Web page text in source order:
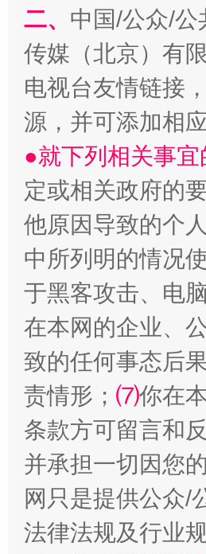
受贿1.44亿！段成刚被判无
全民健身五年计划来了！等你
二、 中国/公众/
传媒（北京）有
电视台友情链接
源，并可添加相应
●就下列相关事
定或相关政府的
他原因导致的个
中所列明的情况
于黑客攻击、电
在本网的企业、
致的任何事态后果
责情形； ⑺你在
条款方可留言和
并承担一切因您
网只是提供公众/
法律法规及行业